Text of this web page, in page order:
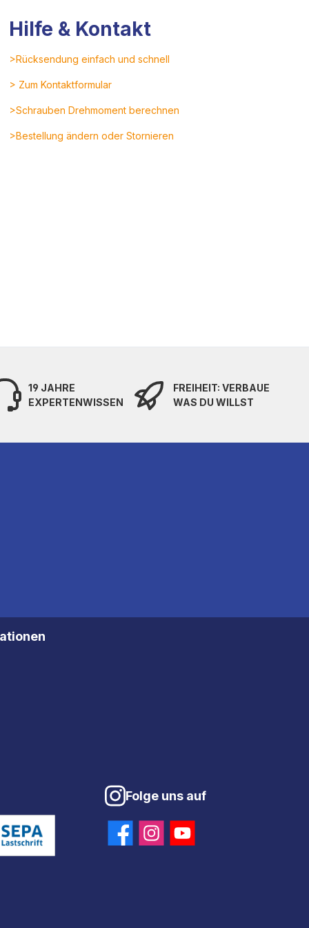
Hilfe & Kontakt
>Rücksendung einfach und schnell
> Zum Kontaktformular
>Schrauben Drehmoment berechnen
>Bestellung ändern oder Stornieren
19 JAHRE
EXPERTENWISSEN
FREIHEIT: VERBAUE
WAS DU WILLST
Folge uns auf